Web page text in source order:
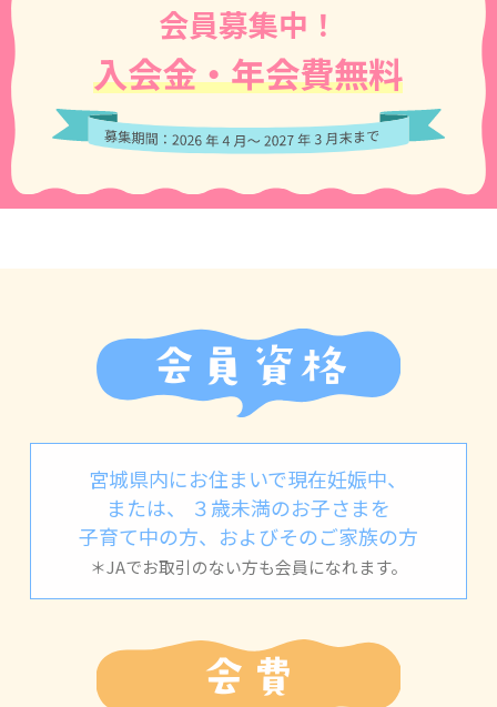
会員募集中！
入会金・年会費無料
会員資格
宮城県内にお住まいで現在妊娠中、
または、
３歳未満のお子さまを
子育て中の方、 およびそのご家族の方
＊JAでお取引のない方も会員になれます。
会費